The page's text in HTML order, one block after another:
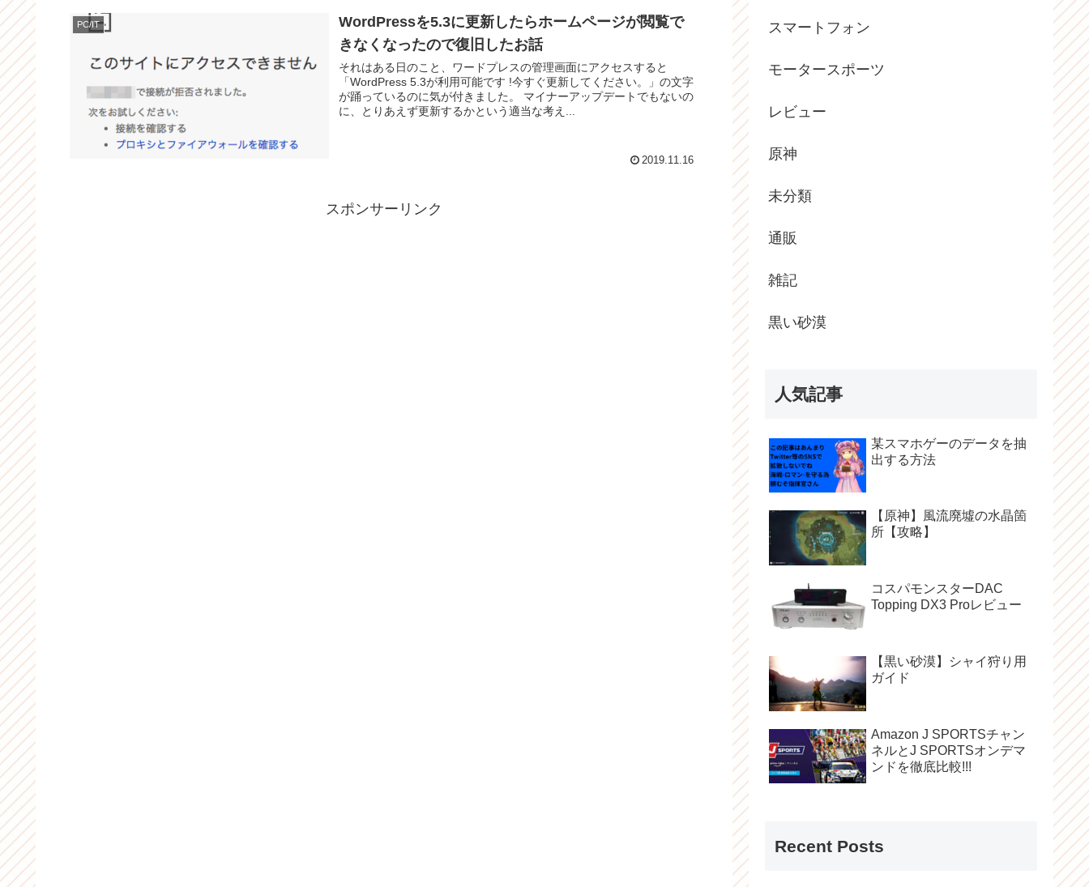
PC/IT
WordPressを5.3に更新したらホームページが閲覧で
きなくなったので復旧したお話
それはある日のこと、ワードプレスの管理画面にアクセスすると
「WordPress 5.3が利用可能です !今すぐ更新してください。」の文字
が踊っているのに気が付きました。 マイナーアップデートでもないの
に、とりあえず更新するかという適当な考え...
2019.11.16
スポンサーリンク
スマートフォン
モータースポーツ
レビュー
原神
未分類
通販
雑記
黒い砂漠
人気記事
某スマホゲーのデータを抽
出する方法
【原神】風流廃墟の水晶箇
所【攻略】
コスパモンスターDAC
Topping DX3 Proレビュー
【黒い砂漠】シャイ狩り用
ガイド
Amazon J SPORTSチャン
ネルとJ SPORTSオンデマ
ンドを徹底比較!!!
Recent Posts